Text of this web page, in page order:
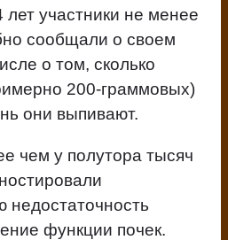
участники не менее
сообщали о своем
о том, сколько
200-граммовых)
они выпивают.
чем у полутора тысяч
недостаточность
функции почек.